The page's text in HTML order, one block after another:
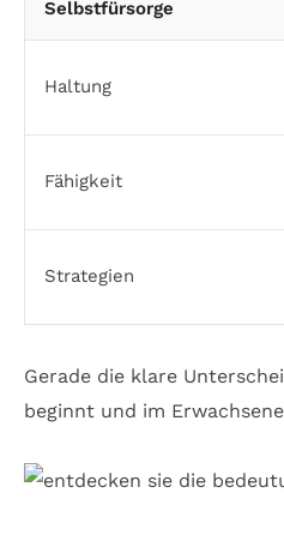
Selbstfürsorge
Haltung
Fähigkeit
Strategien
Gerade die klare
beginnt und im